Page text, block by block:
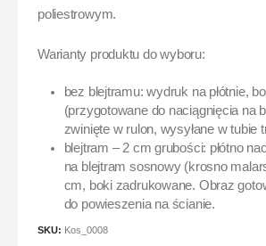
poliestrowym.
Warianty produktu do wyboru:
bez blejtramu: wydruk na płótnie,
(przygotowane do naciągnięcia na
zwinięte w rulon, wysyłane w tubie
blejtram – 2 cm grubości: płótno
na blejtram sosnowy (krosno
cm, boki zadrukowane. Obraz
do powieszenia na ścianie.
SKU: Kos_0008